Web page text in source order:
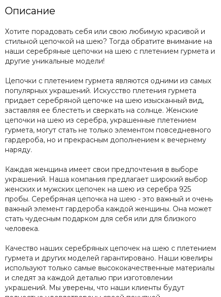
Описание
Хотите порадовать себя или свою любимую красивой и
стильной цепочкой на шею? Тогда обратите внимание на
наши серебряные цепочки на шею с плетением гурмета и
другие уникальные модели!
Цепочки с плетением гурмета являются одними из самых
популярных украшений. Искусство плетения гурмета
придает серебряной цепочке на шею изысканный вид,
заставляя ее блестеть и сверкать на солнце. Женские
цепочки на шею из серебра, украшенные плетением
гурмета, могут стать не только элементом повседневного
гардероба, но и прекрасным дополнением к вечернему
наряду.
Каждая женщина имеет свои предпочтения в выборе
украшений. Наша компания предлагает широкий выбор
женских и мужских цепочек на шею из серебра 925
пробы. Серебряная цепочка на шею - это важный и очень
важный элемент гардероба каждой женщины. Она может
стать чудесным подарком для себя или для близкого
человека.
Качество наших серебряных цепочек на шею с плетением
гурмета и других моделей гарантировано. Наши ювелиры
используют только самые высококачественные материалы
и следят за каждой деталью при изготовлении
украшений. Мы уверены, что наши клиенты будут